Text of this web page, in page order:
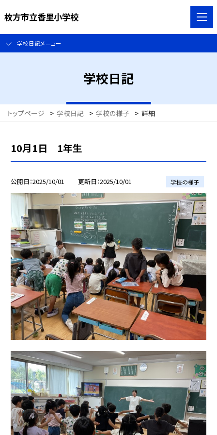
枚方市立香里小学校
学校日記メニュー
学校日記
トップページ > 学校日記 > 学校の様子 > 詳細
10月1日 1年生
公開日 2025/10/01 更新日 2025/10/01 学校の様子